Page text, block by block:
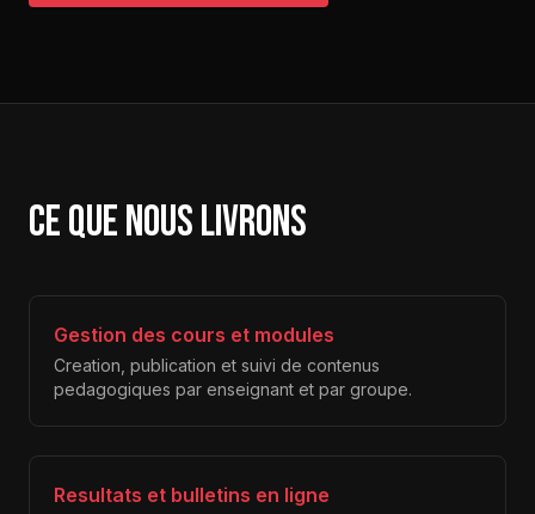
Ce que nous livrons
Gestion des cours et modules
Creation, publication et suivi de contenus
pedagogiques par enseignant et par groupe.
Resultats et bulletins en ligne